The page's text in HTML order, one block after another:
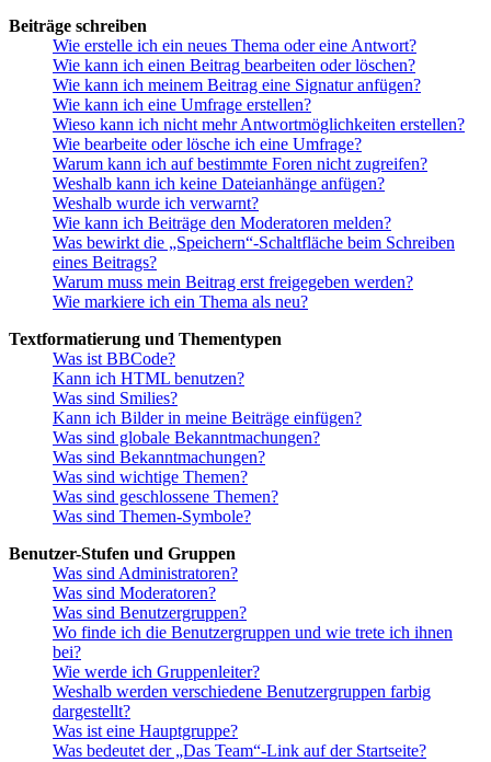
Beiträge schreiben
Wie erstelle ich ein neues Thema oder eine Antwort?
Wie kann ich einen Beitrag bearbeiten oder löschen?
Wie kann ich meinem Beitrag eine Signatur anfügen?
Wie kann ich eine Umfrage erstellen?
Wieso kann ich nicht mehr Antwortmöglichkeiten erstellen?
Wie bearbeite oder lösche ich eine Umfrage?
Warum kann ich auf bestimmte Foren nicht zugreifen?
Weshalb kann ich keine Dateianhänge anfügen?
Weshalb wurde ich verwarnt?
Wie kann ich Beiträge den Moderatoren melden?
Was bewirkt die „Speichern“-Schaltfläche beim Schreiben
eines Beitrags?
Warum muss mein Beitrag erst freigegeben werden?
Wie markiere ich ein Thema als neu?
Textformatierung und Thementypen
Was ist BBCode?
Kann ich HTML benutzen?
Was sind Smilies?
Kann ich Bilder in meine Beiträge einfügen?
Was sind globale Bekanntmachungen?
Was sind Bekanntmachungen?
Was sind wichtige Themen?
Was sind geschlossene Themen?
Was sind Themen-Symbole?
Benutzer-Stufen und Gruppen
Was sind Administratoren?
Was sind Moderatoren?
Was sind Benutzergruppen?
Wo finde ich die Benutzergruppen und wie trete ich ihnen
bei?
Wie werde ich Gruppenleiter?
Weshalb werden verschiedene Benutzergruppen farbig
dargestellt?
Was ist eine Hauptgruppe?
Was bedeutet der „Das Team“-Link auf der Startseite?